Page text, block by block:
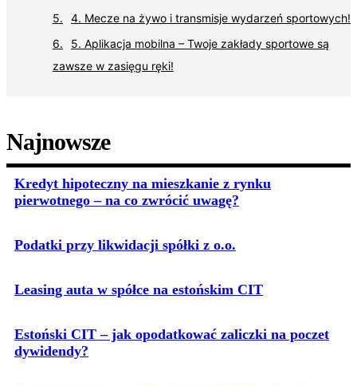
4. Mecze na żywo i transmisje wydarzeń sportowych!
5. Aplikacja mobilna – Twoje zakłady sportowe są
zawsze w zasięgu ręki!
Najnowsze
Kredyt hipoteczny na mieszkanie z rynku
pierwotnego – na co zwrócić uwagę?
Podatki przy likwidacji spółki z o.o.
Leasing auta w spółce na estońskim CIT
Estoński CIT – jak opodatkować zaliczki na poczet
dywidendy?